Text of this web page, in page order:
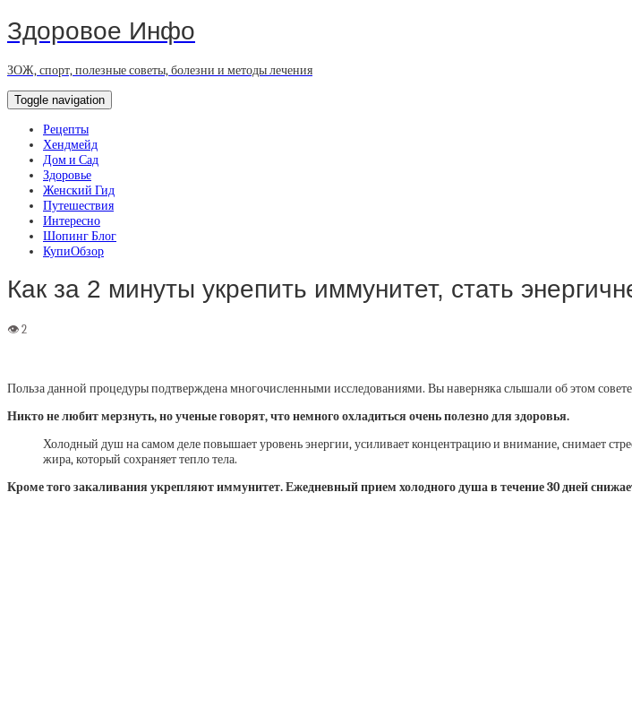
Здоровое Инфо
ЗОЖ, спорт, полезные советы, болезни и методы лечения
Toggle navigation
Рецепты
Хендмейд
Дом и Сад
Здоровье
Женский Гид
Путешествия
Интересно
Шопинг Блог
КупиОбзор
Как за 2 минуты укрепить иммунитет, стать
Польза данной процедуры подтверждена многочисленными исследованиями. Вы наверняка слышали об этом
Никто не любит мерзнуть, но ученые говорят, что немного охладиться очень полезно для здоровья.
Холодный душ насамом деле повышает уровень энергии, усиливает концентрацию и внимание, снимает
жира, который сохраняет тепло тела.
Кроме того закаливания укрепляют иммунитет. Ежедневный прием холодного душа в течение 30 дней